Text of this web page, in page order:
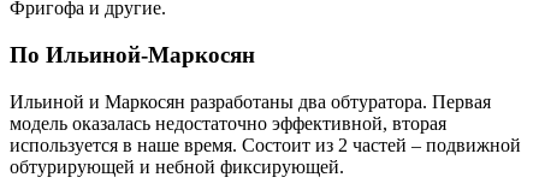
Фригофа и другие.
По Ильиной-Маркосян
Ильиной и Маркосян разработаны два обтуратора. Первая
модель оказалась недостаточно эффективной, вторая
используется в наше время. Состоит из 2 частей – подвижной
обтурирующей и небной фиксирующей.